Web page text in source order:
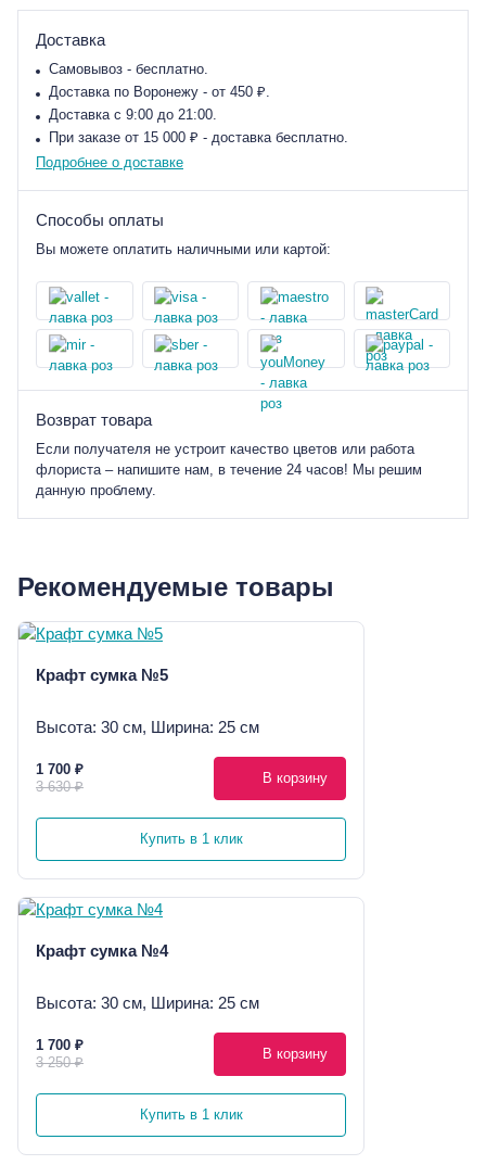
Доставка
Самовывоз - бесплатно.
Доставка по Воронежу - от 450 ₽.
Доставка с 9:00 до 21:00.
При заказе от 15 000 ₽ - доставка бесплатно.
Подробнее о доставке
Способы оплаты
Вы можете оплатить наличными или картой:
Возврат товара
Если получателя не устроит качество цветов или работа
флориста – напишите нам, в течение 24 часов! Мы решим
данную проблему.
Рекомендуемые товары
Крафт сумка №5
Высота: 30 см, Ширина: 25 см
1 700 ₽
3 630 ₽
В корзину
Купить в 1 клик
Крафт сумка №4
Высота: 30 см, Ширина: 25 см
1 700 ₽
3 250 ₽
В корзину
Купить в 1 клик